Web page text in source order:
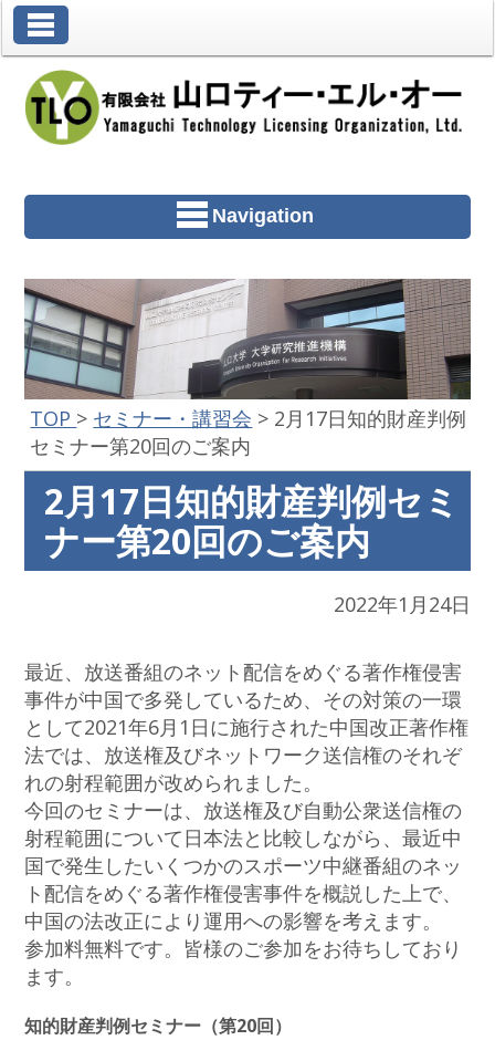
Navigation
TOP > セミナー・講習会 > 2月17日知的財産判例
セミナー第20回のご案内
2月17日知的財産判例セミ
ナー第20回のご案内
2022年1月24日
最近、放送番組のネット配信をめぐる著作権侵害
事件が中国で多発しているため、その対策の一環
として2021年6月1日に施行された中国改正著作権
法では、放送権及びネットワーク送信権のそれぞ
れの射程範囲が改められました。
今回のセミナーは、放送権及び自動公衆送信権の
射程範囲について日本法と比較しながら、最近中
国で発生したいくつかのスポーツ中継番組のネッ
ト配信をめぐる著作権侵害事件を概説した上で、
中国の法改正により運用への影響を考えます。
参加料無料です。皆様のご参加をお待ちしており
ます。
知的財産判例セミナー（第20回）